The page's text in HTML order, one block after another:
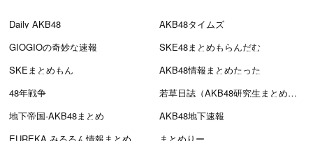
Daily AKB48
AKB48タイムズ
GIOGIOの奇妙な速報
SKE48まとめもらんだむ
SKEまとめもん
AKB48情報まとめたった
48年戦争
若草日誌（AKB48研究生まとめブログ）
地下帝国-AKB48まとめ
AKB48地下速報